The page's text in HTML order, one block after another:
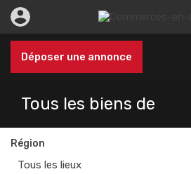
Déposer une annonce
Tous les biens de
Région
Tous les lieux